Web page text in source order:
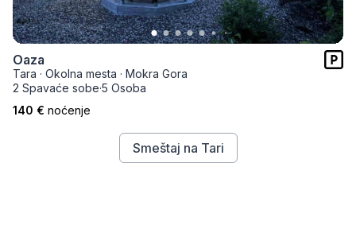
Oaza
Tara · Okolna mesta · Mokra Gora
2 Spavaće sobe·5 Osoba
140 € noćenje
Smeštaj na Tari